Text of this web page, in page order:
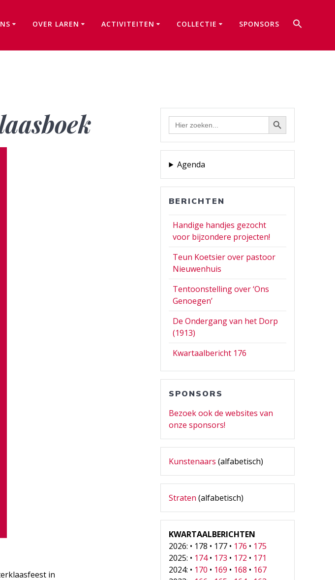
OVER LAREN ACTIVITEITEN COLLECTIE SPONSORS
in
Zoek
naar:
Zoekknop
Agenda
BERICHTEN
Handige handjes gezocht
voor bijzondere projecten!
Teun Koetsier over pastoor
Nieuwenhuis
Tentoonstelling over ‘Ons
Genoegen’
De Ondergang van het Dorp
(1913)
Kwartaalbericht 176
SPONSORS
Bezoek ook de websites van
onze sponsors!
Kunstenaars (alfabetisch)
Straten (alfabetisch)
KWARTAALBERICHTEN
2026: • 178 • 177 • 176 • 175
2025: • 174• 173 • 172 • 171
2024: • 170 • 169 • 168 • 167